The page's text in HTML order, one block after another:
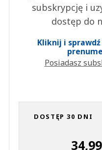
subskrypcję i
dostęp do
Kliknij i
Posiadasz
DOSTĘP 30 DNI
34,99